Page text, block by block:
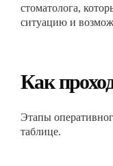
стоматолога,
ситуацию и
Как
Этапы
таблице.